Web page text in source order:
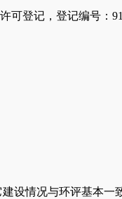
登记，登记编号：
设情况与环评基本一